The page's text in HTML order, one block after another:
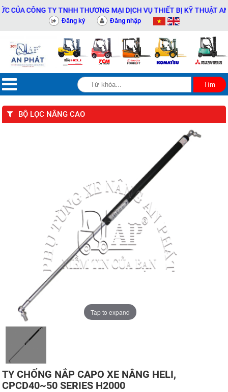
CÔNG TY TNHH THƯƠNG MẠI DỊCH VỤ THIẾT BỊ KỸ THUẬT AN
Đăng ký Đăng nhập
BỘ LỌC NÂNG CAO
Tap to expand
TY CHỐNG NẮP CAPO XE NÂNG HELI,
CPCD40~50 SERIES H2000